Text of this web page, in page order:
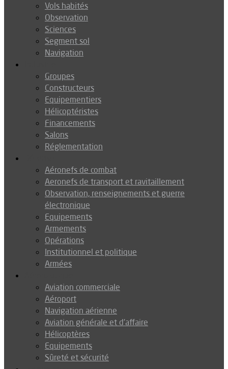
Vols habités
Observation
Sciences
Segment sol
Navigation
Groupes
Constructeurs
Equipementiers
Hélicoptéristes
Financements
Salons
Réglementation
Aéronefs de combat
Aeronefs de transport et ravitaillement
Observation, renseignements et guerre
électronique
Equipements
Armements
Opérations
Institutionnel et politique
Armées
Aviation commerciale
Aéroport
Navigation aérienne
Aviation générale et d’affaire
Hélicoptères
Equipements
Sûreté et sécurité